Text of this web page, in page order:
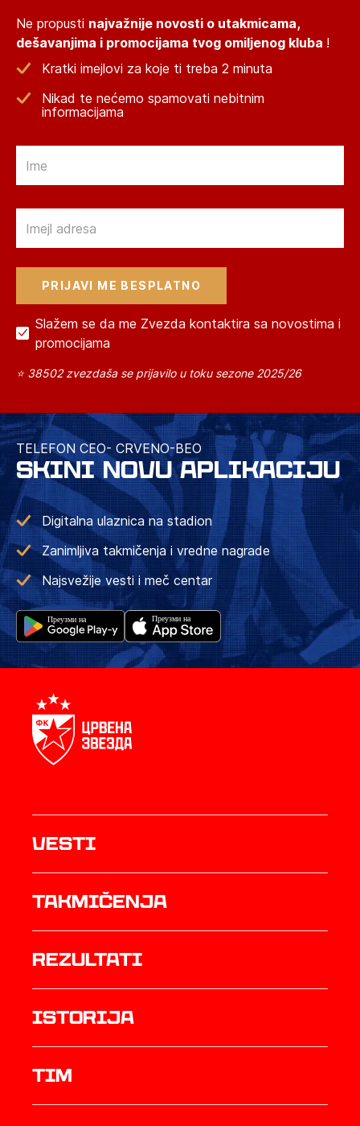
Ne propusti najvažnije novosti o utakmicama,
dešavanjima i promocijama tvog omiljenog kluba !
Kratki imejlovi za koje ti treba 2 minuta
Nikad te nećemo spamovati nebitnim
informacijama
Slažem se da me Zvezda kontaktira sa novostima i
promocijama
⭐ 38502 zvezdaša se prijavilo u toku sezone 2025/26
TELEFON CEO- CRVENO-BEO
SKINI NOVU APLIKACIJU
Digitalna ulaznica na stadion
Zanimljiva takmičenja i vredne nagrade
Najsvežije vesti i meč centar
Vesti
Takmičenja
rezultati
istorija
TIM